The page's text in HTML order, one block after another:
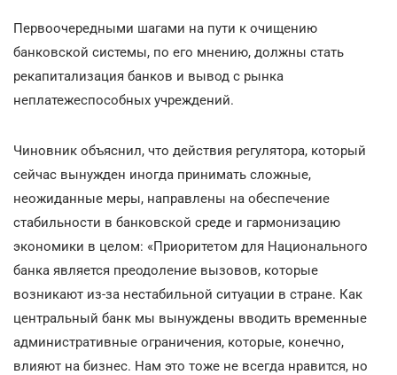
Первоочередными шагами на пути к очищению
банковской системы, по его мнению, должны стать
рекапитализация банков и вывод с рынка
неплатежеспособных учреждений.
Чиновник объяснил, что действия регулятора, который
сейчас вынужден иногда принимать сложные,
неожиданные меры, направлены на обеспечение
стабильности в банковской среде и гармонизацию
экономики в целом: «Приоритетом для Национального
банка является преодоление вызовов, которые
возникают из-за нестабильной ситуации в стране. Как
центральный банк мы вынуждены вводить временные
административные ограничения, которые, конечно,
влияют на бизнес. Нам это тоже не всегда нравится, но